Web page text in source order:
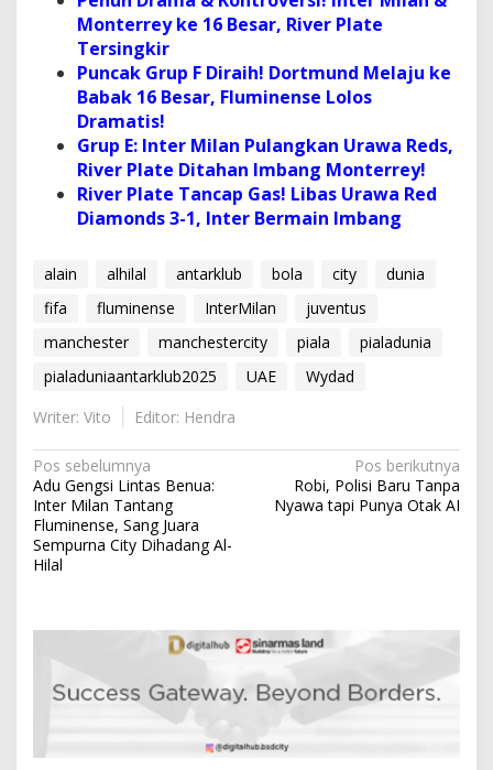
Monterrey ke 16 Besar, River Plate
Tersingkir
Puncak Grup F Diraih! Dortmund Melaju ke
Babak 16 Besar, Fluminense Lolos
Dramatis!
Grup E: Inter Milan Pulangkan Urawa Reds,
River Plate Ditahan Imbang Monterrey!
River Plate Tancap Gas! Libas Urawa Red
Diamonds 3-1, Inter Bermain Imbang
alain alhilal antarklub bola city
dunia
fifa
fluminense InterMilan
juventus
manchester
manchestercity piala
pialadunia
pialaduniaantarklub2025
UAE
Wydad
Writer: Vito
Editor: Hendra
N
a
v
i
a
Pos sebelumnya
Adu Gengsi Lintas Benua:
Inter Milan Tantang
Fluminense, Sang Juara
Sempurna City Dihadang Al-
Hilal
Pos berikutnya
Robi, Polisi Baru Tanpa
Nyawa tapi Punya Otak AI